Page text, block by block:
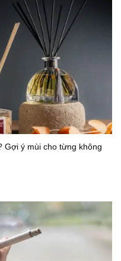
Gợi ý mùi cho từng không